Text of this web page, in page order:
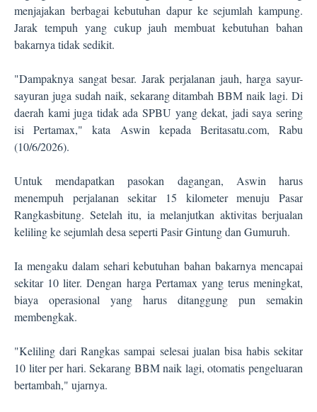
menjajakan berbagai kebutuhan dapur ke sejumlah kampung.
Jarak tempuh yang cukup jauh membuat kebutuhan bahan
bakarnya tidak sedikit.
"Dampaknya sangat besar. Jarak perjalanan jauh, harga sayur-
sayuran juga sudah naik, sekarang ditambah BBM naik lagi. Di
daerah kami juga tidak ada SPBU yang dekat, jadi saya sering
isi Pertamax," kata Aswin kepada Beritasatu.com, Rabu
(10/6/2026).
Untuk mendapatkan pasokan dagangan, Aswin harus
menempuh perjalanan sekitar 15 kilometer menuju Pasar
Rangkasbitung. Setelah itu, ia melanjutkan aktivitas berjualan
keliling ke sejumlah desa seperti Pasir Gintung dan Gumuruh.
Ia mengaku dalam sehari kebutuhan bahan bakarnya mencapai
sekitar 10 liter. Dengan harga Pertamax yang terus meningkat,
biaya operasional yang harus ditanggung pun semakin
membengkak.
"Keliling dari Rangkas sampai selesai jualan bisa habis sekitar
10 liter per hari. Sekarang BBM naik lagi, otomatis pengeluaran
bertambah," ujarnya.